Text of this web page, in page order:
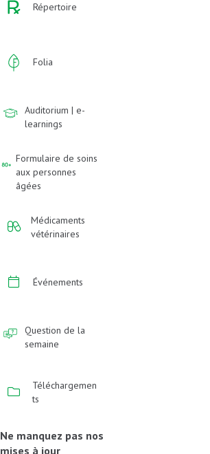
Répertoire
Folia
Auditorium | e-
learnings
Formulaire de soins
aux personnes
âgées
Médicaments
vétérinaires
Événements
Question de la
semaine
Téléchargemen
ts
Ne manquez pas nos
mises à jour